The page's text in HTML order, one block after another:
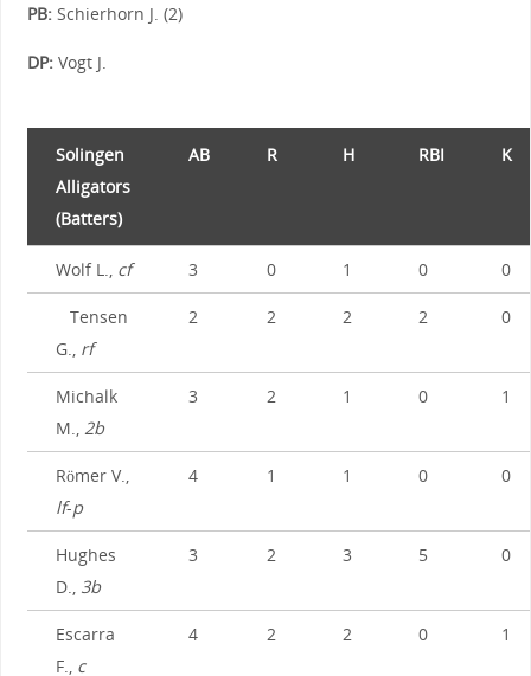
PB:Schierhorn J. (2)
DP:Vogt J.
Solingen
Alligators
(Batters)
AB R H RBI K
Wolf L., cf 3 0 1 0 0
Tensen
G., rf
2 2 2 2 0
Michalk
M., 2b
3 2 1 0 1
Römer V.,
lf-p
4 1 1 0 0
Hughes
D., 3b
3 2 3 5 0
Escarra
F., c
4 2 2 0 1